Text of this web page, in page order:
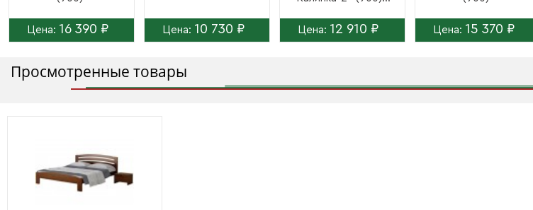
Цена: 16 390 ₽ Цена: 10 730 ₽ Цена: 12 910 ₽ Цена: 15 370 ₽
Просмотренные товары